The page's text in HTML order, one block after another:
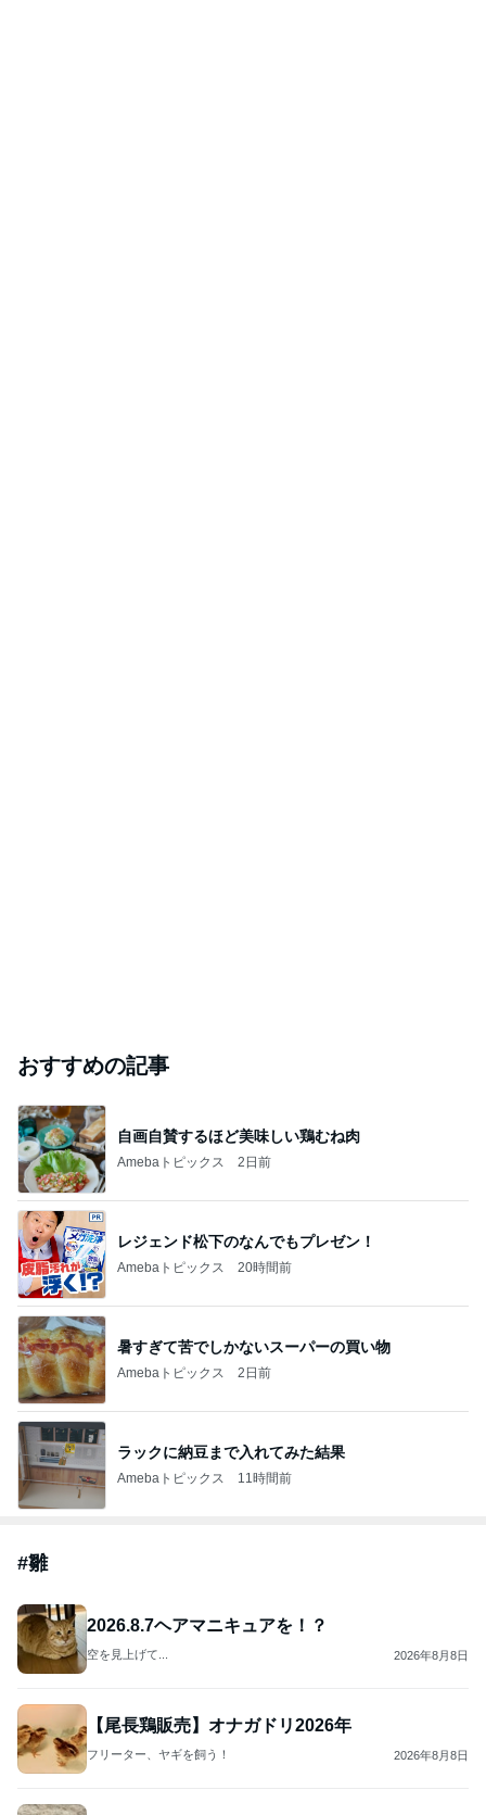
おすすめの記事
自画自賛するほど美味しい鶏むね肉
Amebaトピックス 2日前
レジェンド松下のなんでもプレゼン！
Amebaトピックス 20時間前
暑すぎて苦でしかないスーパーの買い物
Amebaトピックス 2日前
ラックに納豆まで入れてみた結果
Amebaトピックス 11時間前
#雛
2026.8.7ヘアマニキュアを！？
空を見上げて... 2026年8月8日
【尾長鶏販売】オナガドリ2026年
フリーター、ヤギを飼う！ 2026年8月8日